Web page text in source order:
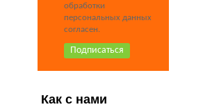
обработки
персональных данных
согласен.
Как с нами